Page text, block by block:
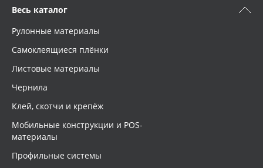
Весь каталог
Рулонные материалы
Самоклеящиеся плёнки
Листовые материалы
Чернила
Клей, скотчи и крепёж
Мобильные конструкции и POS-
материалы
Профильные системы